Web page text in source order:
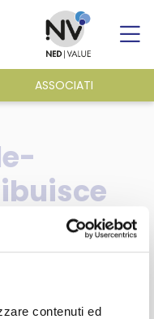
contenuti ed
ASSOCIATI
difficile
la